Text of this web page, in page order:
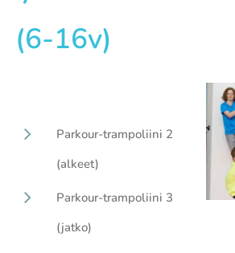
(6-16v)
Parkour-trampoliini 2
(alkeet)
Parkour-trampoliini 3
(jatko)